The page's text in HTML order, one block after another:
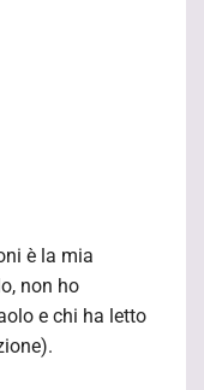
è la mia
non ho
e chi ha letto